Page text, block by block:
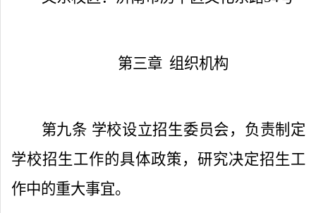
第三章 组织机构
第九条 学校设立招生委员会，负责制定
学校招生工作的具体政策，研究决定招生工
作中的重大事宜。